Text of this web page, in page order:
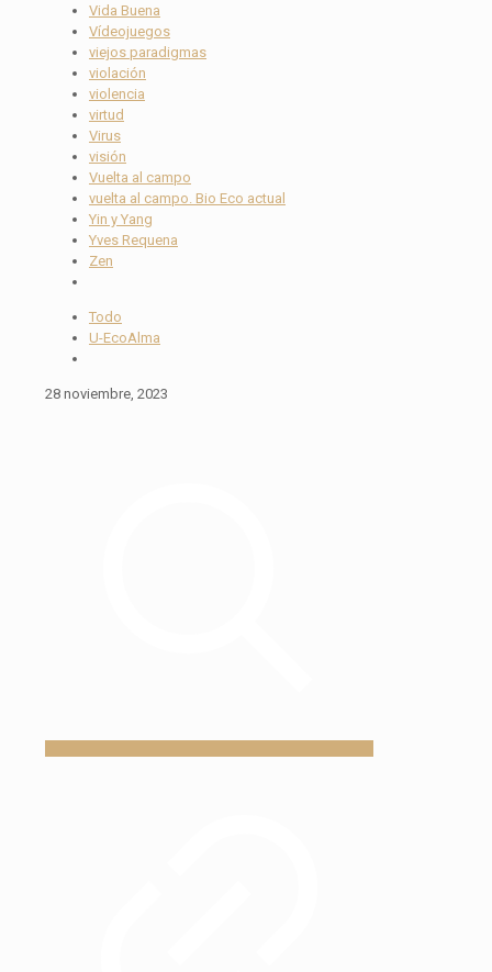
Vida Buena
Vídeojuegos
viejos paradigmas
violación
violencia
virtud
Virus
visión
Vuelta al campo
vuelta al campo. Bio Eco actual
Yin y Yang
Yves Requena
Zen
Todo
U-EcoAlma
28 noviembre, 2023